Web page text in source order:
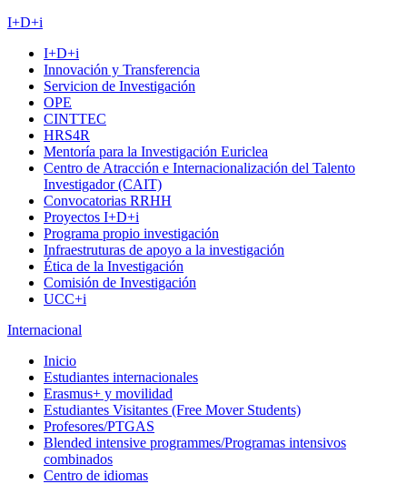
I+D+i
I+D+i
Innovación y Transferencia
Servicion de Investigación
OPE
CINTTEC
HRS4R
Mentoría para la Investigación Euriclea
Centro de Atracción e Internacionalización del Talento
Investigador (CAIT)
Convocatorias RRHH
Proyectos I+D+i
Programa propio investigación
Infraestruturas de apoyo a la investigación
Ética de la Investigación
Comisión de Investigación
UCC+i
Internacional
Inicio
Estudiantes internacionales
Erasmus+ y movilidad
Estudiantes Visitantes (Free Mover Students)
Profesores/PTGAS
Blended intensive programmes/Programas intensivos
combinados
Centro de idiomas